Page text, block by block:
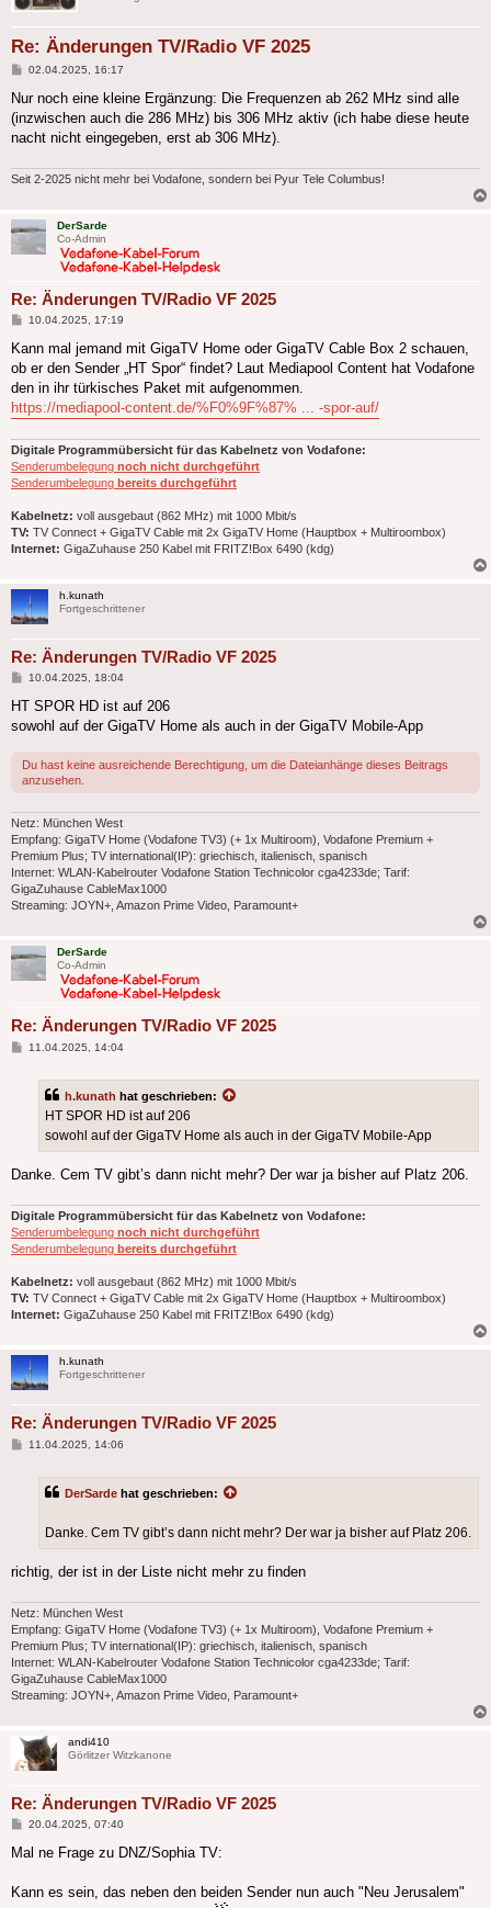
Re: Änderungen TV/Radio VF 2025
Beitrag
02.04.2025, 16:17
Nur noch eine kleine Ergänzung: Die Frequenzen ab 262 MHz sind alle
(inzwischen auch die 286 MHz) bis 306 MHz aktiv (ich habe diese heute
nacht nicht eingegeben, erst ab 306 MHz).
Seit 2-2025 nicht mehr bei Vodafone, sondern bei Pyur Tele Columbus!
DerSarde
Co-Admin
Re: Änderungen TV/Radio VF 2025
Beitrag
10.04.2025, 17:19
Kann mal jemand mit GigaTV Home oder GigaTV Cable Box 2 schauen,
ob er den Sender „HT Spor“ findet? Laut Mediapool Content hat Vodafone
den in ihr türkisches Paket mit aufgenommen.
https://mediapool-content.de/%F0%9F%87% ... -spor-auf/
Digitale Programmübersicht für das Kabelnetz von Vodafone:
Senderumbelegung noch nicht durchgeführt
Senderumbelegung bereits durchgeführt
Kabelnetz: voll ausgebaut (862 MHz) mit 1000 Mbit/s
TV: TV Connect + GigaTV Cable mit 2x GigaTV Home (Hauptbox + Multiroombox)
Internet: GigaZuhause 250 Kabel mit FRITZ!Box 6490 (kdg)
h.kunath
Fortgeschrittener
Re: Änderungen TV/Radio VF 2025
Beitrag
10.04.2025, 18:04
HT SPOR HD ist auf 206
sowohl auf der GigaTV Home als auch in der GigaTV Mobile-App
Du hast keine ausreichende Berechtigung, um die Dateianhänge dieses Beitrags
anzusehen.
Netz: München West
Empfang: GigaTV Home (Vodafone TV3) (+ 1x Multiroom), Vodafone Premium +
Premium Plus; TV international(IP): griechisch, italienisch, spanisch
Internet: WLAN-Kabelrouter Vodafone Station Technicolor cga4233de; Tarif:
GigaZuhause CableMax1000
Streaming: JOYN+, Amazon Prime Video, Paramount+
DerSarde
Co-Admin
Re: Änderungen TV/Radio VF 2025
Beitrag
11.04.2025, 14:04
h.kunath hat geschrieben:
HT SPOR HD ist auf 206
sowohl auf der GigaTV Home als auch in der GigaTV Mobile-App
Danke. Cem TV gibt’s dann nicht mehr? Der war ja bisher auf Platz 206.
Digitale Programmübersicht für das Kabelnetz von Vodafone:
Senderumbelegung noch nicht durchgeführt
Senderumbelegung bereits durchgeführt
Kabelnetz: voll ausgebaut (862 MHz) mit 1000 Mbit/s
TV: TV Connect + GigaTV Cable mit 2x GigaTV Home (Hauptbox + Multiroombox)
Internet: GigaZuhause 250 Kabel mit FRITZ!Box 6490 (kdg)
h.kunath
Fortgeschrittener
Re: Änderungen TV/Radio VF 2025
Beitrag
11.04.2025, 14:06
DerSarde hat geschrieben:
Danke. Cem TV gibt’s dann nicht mehr? Der war ja bisher auf Platz 206.
richtig, der ist in der Liste nicht mehr zu finden
Netz: München West
Empfang: GigaTV Home (Vodafone TV3) (+ 1x Multiroom), Vodafone Premium +
Premium Plus; TV international(IP): griechisch, italienisch, spanisch
Internet: WLAN-Kabelrouter Vodafone Station Technicolor cga4233de; Tarif:
GigaZuhause CableMax1000
Streaming: JOYN+, Amazon Prime Video, Paramount+
andi410
Görlitzer Witzkanone
Re: Änderungen TV/Radio VF 2025
Beitrag
20.04.2025, 07:40
Mal ne Frage zu DNZ/Sophia TV:
Kann es sein, das neben den beiden Sender nun auch "Neu Jerusalem"